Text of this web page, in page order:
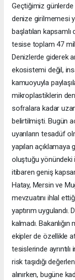
Geçtiğimiz günlerde
denize girilmemesi
başlatılan
tesise toplam 47
Denizlerde giderek
ekosistemi değil,
kamuoyuyla
mikroplastiklerin
sofralara kadar
belirtilmişti. Bugün
uyarıların tesadüf
yapılan açıklamaya
oluştuğu yönündeki
itibaren geniş
Hatay, Mersin ve
mevzuatını ihlal
yaptırım uygulandı.
kalmadı.
ekipler de özellikle
tesislerinde
risk taşıdığı
alınırken, bugüne